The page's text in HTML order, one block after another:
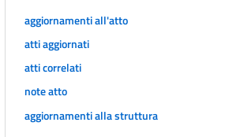
25
26
27
27 bis
28
aggiornamenti all'atto
atti aggiornati
atti correlati
note atto
aggiornamenti alla struttura